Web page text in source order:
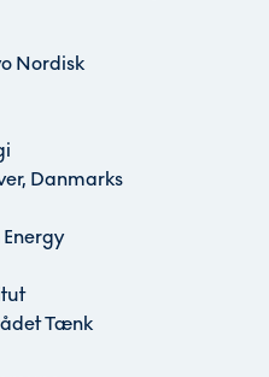
Nordisk
Danmarks
Tænk